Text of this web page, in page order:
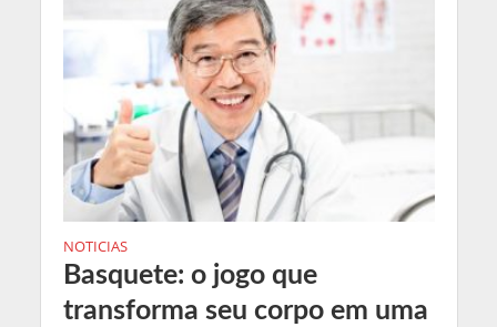
NOTICIAS
Basquete: o jogo que
transforma seu corpo em uma